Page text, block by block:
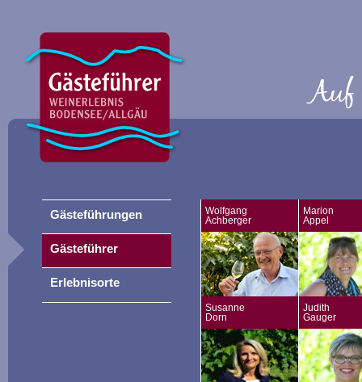
Wolfgang
Achberger
Marion
Appel
Susanne
Dorn
Judith
Gauger
Gästeführungen
Gästeführer
Erlebnisorte